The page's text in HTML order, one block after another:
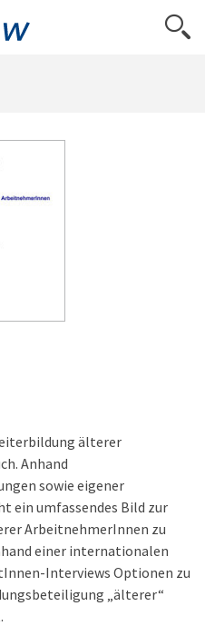
älterer
Anhand
sowie eigener
ein umfassendes Bild zur
ArbeitnehmerInnen zu
einer internationalen
Interviews Optionen zu
„älterer“